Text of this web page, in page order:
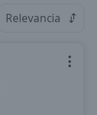
Relevancia